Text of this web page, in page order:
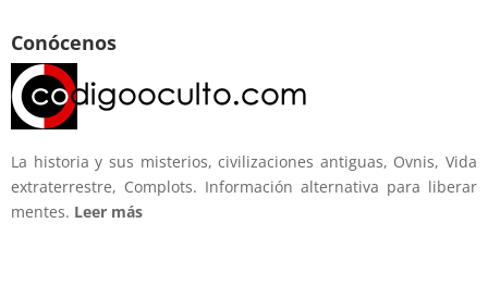
Conócenos
La historia y sus misterios, civilizaciones antiguas, Ovnis, Vida
extraterrestre, Complots. Información alternativa para liberar
mentes. Leer más